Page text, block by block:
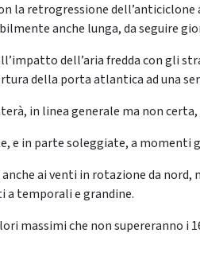
la retrogressione dell’anticiclone
anche lunga, da seguire
dell’aria fredda con gli
della porta atlantica ad una
in linea generale ma non
e in parte soleggiate, a momenti
ai venti in rotazione da nord,
a temporali e grandine.
massimi che non supereranno i